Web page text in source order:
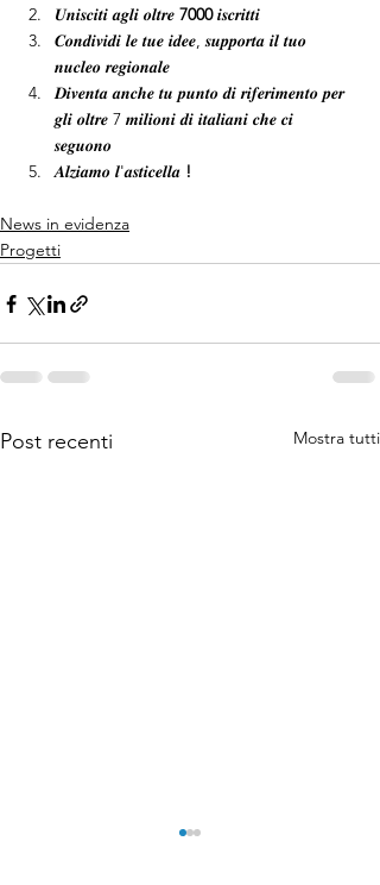
𝑼𝒏𝒊𝒔𝒄𝒊𝒕𝒊 𝒂𝒈𝒍𝒊 𝒐𝒍𝒕𝒓𝒆 7000 𝒊𝒔𝒄𝒓𝒊𝒕𝒕𝒊
𝑪𝒐𝒏𝒅𝒊𝒗𝒊𝒅𝒊 𝒍𝒆 𝒕𝒖𝒆 𝒊𝒅𝒆𝒆, 𝒔𝒖𝒑𝒑𝒐𝒓𝒕𝒂 𝒊𝒍 𝒕𝒖𝒐
𝒏𝒖𝒄𝒍𝒆𝒐 𝒓𝒆𝒈𝒊𝒐𝒏𝒂𝒍𝒆
𝑫𝒊𝒗𝒆𝒏𝒕𝒂 𝒂𝒏𝒄𝒉𝒆 𝒕𝒖 𝒑𝒖𝒏𝒕𝒐 𝒅𝒊 𝒓𝒊𝒇𝒆𝒓𝒊𝒎𝒆𝒏𝒕𝒐 𝒑𝒆𝒓
𝒈𝒍𝒊 𝒐𝒍𝒕𝒓𝒆 7 𝒎𝒊𝒍𝒊𝒐𝒏𝒊 𝒅𝒊 𝒊𝒕𝒂𝒍𝒊𝒂𝒏𝒊 𝒄𝒉𝒆 𝒄𝒊
𝒔𝒆𝒈𝒖𝒐𝒏𝒐
𝑨𝒍𝒛𝒊𝒂𝒎𝒐 𝒍'𝒂𝒔𝒕𝒊𝒄𝒆𝒍𝒍𝒂 !
News in evidenza
Progetti
Post recenti Mostra tutti